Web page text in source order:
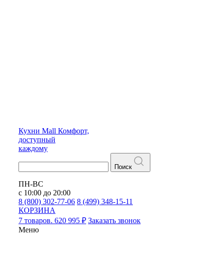
Кухни Mall Комфорт,
доступный
каждому
Поиск
ПН-ВС
с 10:00 до 20:00
8 (800) 302-77-06 8 (499) 348-15-11
КОРЗИНА
7 товаров. 620 995 ₽ Заказать звонок
Меню